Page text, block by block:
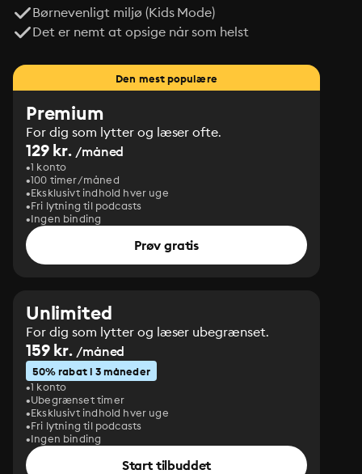
Børnevenligt miljø (Kids Mode)
Det er nemt at opsige når som helst
Den mest populære
Premium
For dig som lytter og læser ofte.
129 kr. /måned
1 konto
100 timer/måned
Eksklusivt indhold hver uge
Fri lytning til podcasts
Ingen binding
Prøv gratis
Unlimited
For dig som lytter og læser ubegrænset.
159 kr. /måned
50% rabat i 3 måneder
1 konto
Ubegrænset timer
Eksklusivt indhold hver uge
Fri lytning til podcasts
Ingen binding
Start tilbuddet